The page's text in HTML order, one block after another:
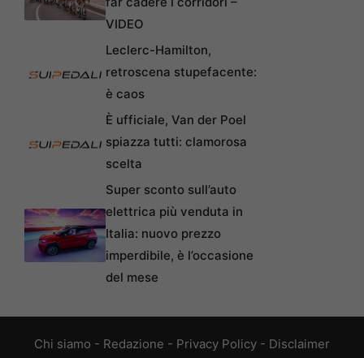
VIDEO
Leclerc-Hamilton,
retroscena stupefacente:
è caos
È ufficiale, Van der Poel
spiazza tutti: clamorosa
scelta
Super sconto sull’auto
elettrica più venduta in
Italia: nuovo prezzo
imperdibile, è l’occasione
del mese
Chi siamo - Redazione - Privacy Policy - Disclaimer